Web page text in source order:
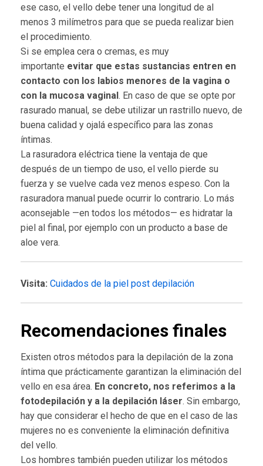
ese caso, el vello debe tener una longitud de al
menos 3 milímetros para que se pueda realizar bien
el procedimiento.
Si se emplea cera o cremas, es muy
importante evitar que estas sustancias entren en
contacto con los labios menores de la vagina o
con la mucosa vaginal. En caso de que se opte por
rasurado manual, se debe utilizar un rastrillo nuevo, de
buena calidad y ojalá específico para las zonas
íntimas.
La rasuradora eléctrica tiene la ventaja de que
después de un tiempo de uso, el vello pierde su
fuerza y se vuelve cada vez menos espeso. Con la
rasuradora manual puede ocurrir lo contrario. Lo más
aconsejable —en todos los métodos— es hidratar la
piel al final, por ejemplo con un producto a base de
aloe vera.
Visita: Cuidados de la piel post depilación
Recomendaciones finales
Existen otros métodos para la depilación de la zona
íntima que prácticamente garantizan la eliminación del
vello en esa área. En concreto, nos referimos a la
fotodepilación y a la depilación láser. Sin embargo,
hay que considerar el hecho de que en el caso de las
mujeres no es conveniente la eliminación definitiva
del vello.
Los hombres también pueden utilizar los métodos